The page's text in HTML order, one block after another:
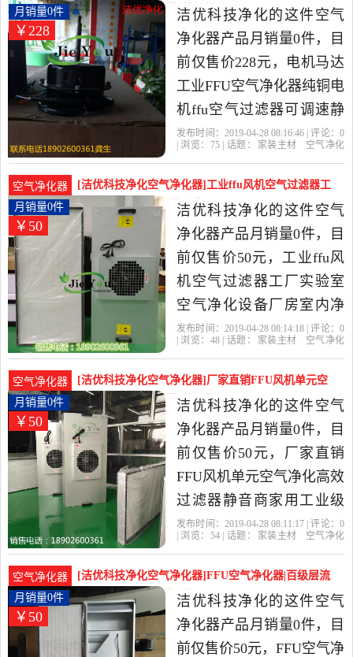
由广东 东莞发货。
化器纯铜电机月销量0件仅售228元
￥228
月销量0件
洁优科技净化的这件空气
净化器产品月销量0件，目
前仅售价228元，电机马达
工业FFU空气净化器纯铜电
机ffu空气过滤器可调速静
音马达是2019年洁优科技
价比很高的空气净化器，
由广东 东莞发货。
发布时间：2019-04-28 08:16:46 | 评论： 0
| 浏览： 75| 话题： 家装主材
空气净化
空气净化器
[洁优科技净化空气净化器]工业ffu风机空气过滤器工
厂实验室空月销量0件仅售50元
￥50
月销量0件
洁优科技净化的这件空气
净化器产品月销量0件，目
前仅售价50元，工业ffu风
机空气过滤器工厂实验室
空气净化设备厂房室内净
化除尘是2019年洁优科技
价比很高的空气净化器，
由广东 东莞发货。
发布时间：2019-04-28 08:14:18 | 评论： 0
| 浏览： 48| 话题： 家装主材
空气净化
空气净化器
[洁优科技净化空气净化器]厂家直销FFU风机单元空
气净化高效过月销量0件仅售50元
￥50
月销量0件
洁优科技净化的这件空气
净化器产品月销量0件，目
前仅售价50元，厂家直销
FFU风机单元空气净化高效
过滤器静音商家用工业级
除PM2.5是2019年洁优科技
价比很高的空气净化器，
由广东 东莞发货。
发布时间：2019-04-28 08:11:17 | 评论： 0
| 浏览： 54| 话题： 家装主材
空气净化
空气净化器
[洁优科技净化空气净化器]FFU空气净化器|百级层流
罩|风机过月销量0件仅售50元
￥50
月销量0件
洁优科技净化的这件空气
净化器产品月销量0件，目
前仅售价50元，FFU空气净